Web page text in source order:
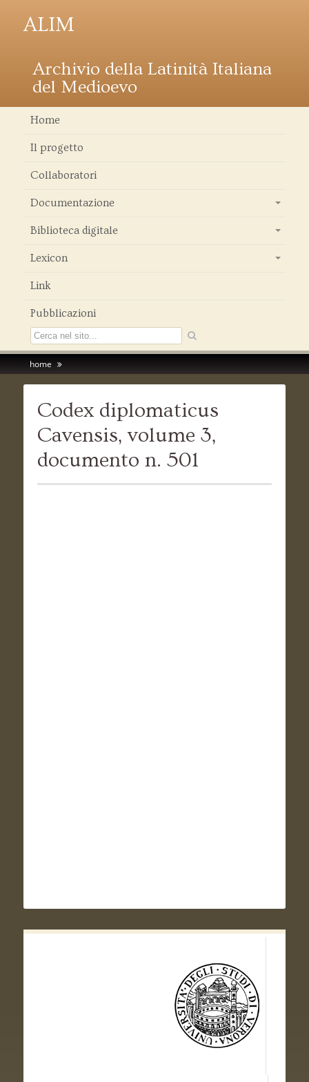
ALIM
Archivio della Latinità Italiana
del Medioevo
Home
Il progetto
Collaboratori
Documentazione
Biblioteca digitale
Lexicon
Link
Pubblicazioni
home
Codex diplomaticus
Cavensis, volume 3,
documento n. 501